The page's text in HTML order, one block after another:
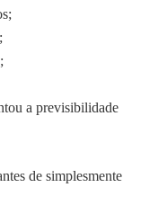
a previsibilidade
de simplesmente